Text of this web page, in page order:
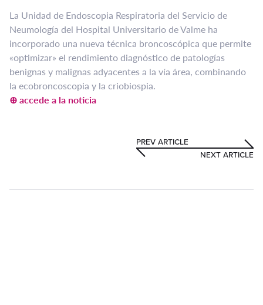
La Unidad de Endoscopia Respiratoria del Servicio de
Neumología del Hospital Universitario de Valme ha
incorporado una nueva técnica broncoscópica que permite
«optimizar» el rendimiento diagnóstico de patologías
benignas y malignas adyacentes a la vía área, combinando
la ecobroncoscopia y la criobiospia.
⊕ accede a la noticia
PREV ARTICLE
NEXT ARTICLE